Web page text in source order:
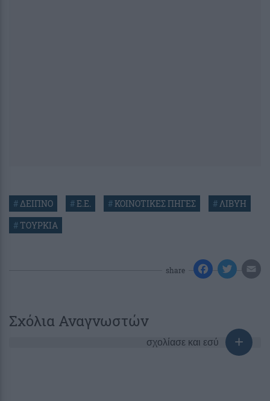
#ΔΕΙΠΝΟ #Ε.Ε. #ΚΟΙΝΟΤΙΚΕΣ ΠΗΓΕΣ #ΛΙΒΥΗ
# ΤΟΥΡΚΙΑ
share
Σχόλια Αναγνωστών
σχολίασε και εσύ